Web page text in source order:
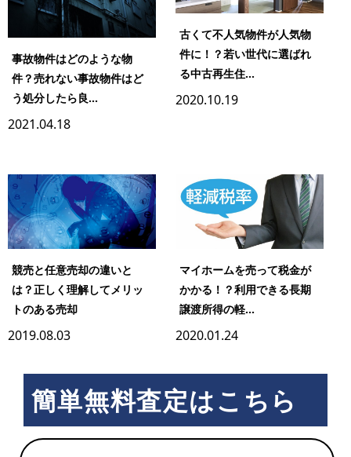
事故物件はどのような物
件？売れない事故物件はど
う処分したら良...
2021.04.18
古くて不人気物件が人気物
件に！？若い世代に選ばれ
る中古再生住...
2020.10.19
競売と任意売却の違いと
は？正しく理解してメリッ
トのある売却
2019.08.03
マイホームを売って税金が
かかる！？利用できる長期
譲渡所得の軽...
2020.01.24
簡単無料査定はこちら